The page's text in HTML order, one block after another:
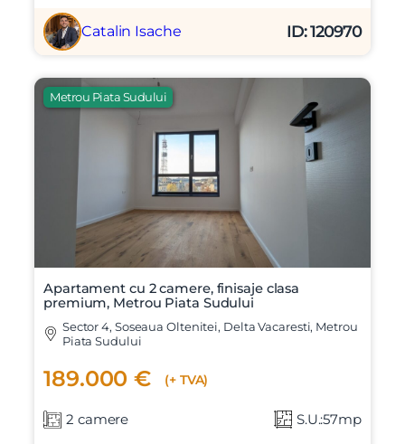
Catalin Isache ID: 120970
Metrou Piata Sudului
Apartament cu 2 camere, finisaje clasa
premium, Metrou Piata Sudului
Sector 4, Soseaua Oltenitei, Delta Vacaresti, Metrou
Piata Sudului
189.000 € (+ TVA)
2 camere S.U.:57mp